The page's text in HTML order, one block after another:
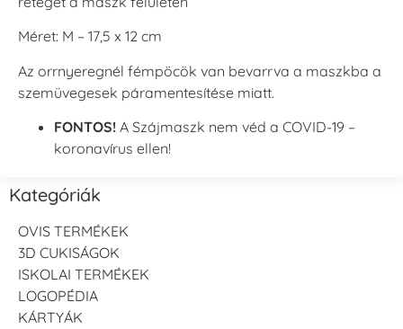
Méret: M – 17,5 x 12 cm
Az orrnyeregnél fémpöcök van bevarrva a maszkba a
szemüvegesek páramentesítése miatt.
FONTOS! A Szájmaszk nem véd a COVID-19 –
koronavírus ellen!
Kategóriák
OVIS TERMÉKEK
3D CUKISÁGOK
ISKOLAI TERMÉKEK
LOGOPÉDIA
KÁRTYÁK